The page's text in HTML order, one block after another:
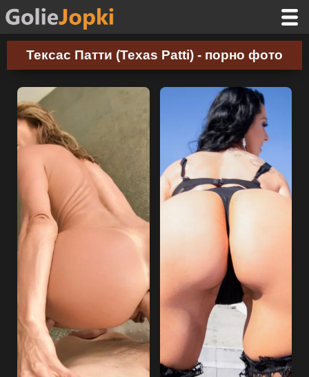
Тексас Патти (Texas Patti) - порно фото